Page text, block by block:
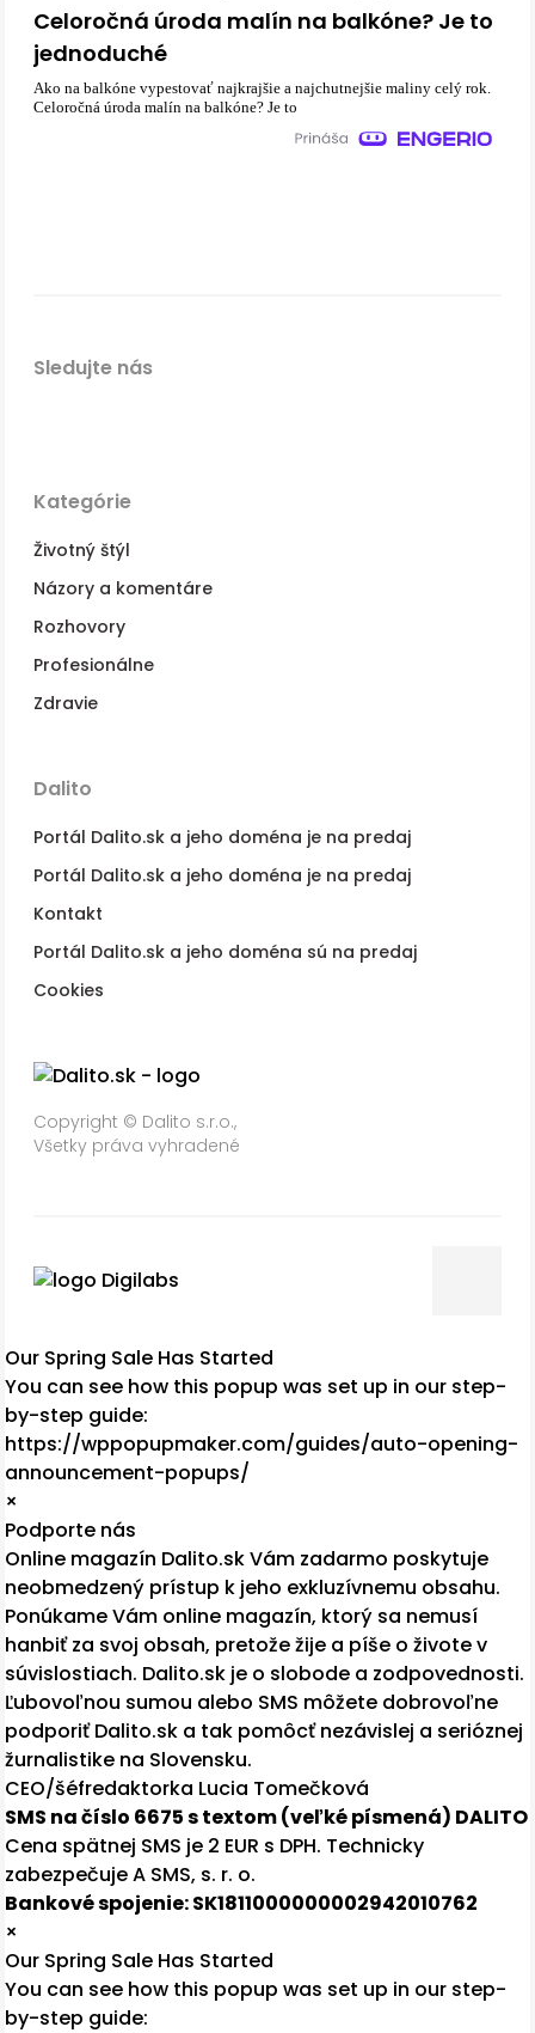
Celoročná úroda malín na balkóne? Je to
jednoduché
Ako na balkóne vypestovať najkrajšie a najchutnejšie maliny celý rok.
Celoročná úroda malín na balkóne? Je to
Copyright © Dalito s.r.o.,
Všetky práva vyhradené
Kategórie
Životný štýl
Názory a komentáre
Rozhovory
Profesionálne
Zdravie
Dalito
Portál Dalito.sk a jeho doména je na predaj
Portál Dalito.sk a jeho doména je na predaj
Kontakt
Portál Dalito.sk a jeho doména sú na predaj
Cookies
Sledujte nás
Our Spring Sale Has Started
You can see how this popup was set up in our step-
by-step guide:
https://wppopupmaker.com/guides/auto-opening-
announcement-popups/
×
Podporte nás
Online magazín Dalito.sk Vám zadarmo poskytuje
neobmedzený prístup k jeho exkluzívnemu obsahu.
Ponúkame Vám online magazín, ktorý sa nemusí
hanbiť za svoj obsah, pretože žije a píše o živote v
súvislostiach. Dalito.sk je o slobode a zodpovednosti.
Ľubovoľnou sumou alebo SMS môžete dobrovoľne
podporiť Dalito.sk a tak pomôcť nezávislej a serióznej
žurnalistike na Slovensku.
CEO/šéfredaktorka Lucia Tomečková
SMS na číslo 6675 s textom (veľké písmená) DALITO
Cena spätnej SMS je 2 EUR s DPH. Technicky
zabezpečuje A SMS, s. r. o.
Bankové spojenie: SK1811000000002942010762
×
Our Spring Sale Has Started
You can see how this popup was set up in our step-
by-step guide: